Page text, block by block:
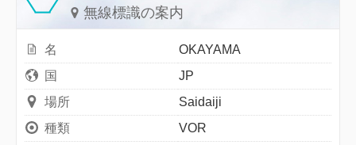
無線標識の案内
名
OKAYAMA
国
JP
場所
Saidaiji
種類
VOR